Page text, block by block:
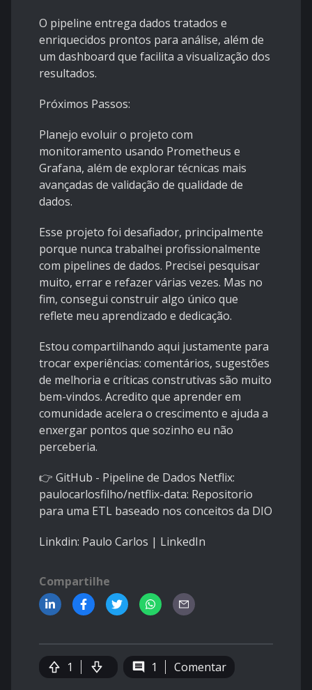
O pipeline entrega dados tratados e
enriquecidos prontos para análise, além de
um dashboard que facilita a visualização dos
resultados.
Próximos Passos:
Planejo evoluir o projeto com
monitoramento usando Prometheus e
Grafana, além de explorar técnicas mais
avançadas de validação de qualidade de
dados.
Esse projeto foi desafiador, principalmente
porque nunca trabalhei profissionalmente
com pipelines de dados. Precisei pesquisar
muito, errar e refazer várias vezes. Mas no
fim, consegui construir algo único que
reflete meu aprendizado e dedicação.
Estou compartilhando aqui justamente para
trocar experiências: comentários, sugestões
de melhoria e críticas construtivas são muito
bem-vindos. Acredito que aprender em
comunidade acelera o crescimento e ajuda a
enxergar pontos que sozinho eu não
perceberia.
👉 GitHub - Pipeline de Dados Netflix:
paulocarlosfilho/netflix-data: Repositorio
para uma ETL baseado nos conceitos da DIO
Linkdin: Paulo Carlos | LinkedIn
Compartilhe
1 1 Comentar